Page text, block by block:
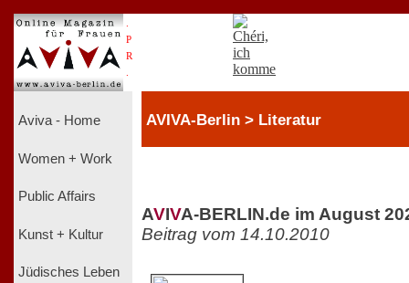
P
R
Aviva - Home
Women + Work
Public Affairs
Kunst + Kultur
Jüdisches Leben
AVIVA-Berlin > Literatur
AVIVA-BERLIN.de im August
Beitrag vom 14.10.2010